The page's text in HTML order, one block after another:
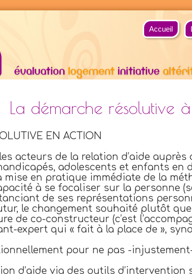
Accueil
La démarche résolutive
EN ACTION
acteurs de la relation d’aide
adolescents et enfants en
mise en pratique immédiate de la
à se focaliser sur la personne
de ses représentations
le changement souhaité plutôt
de co-constructeur (c’est
expert qui « fait à la place de »,
pour ne pas -
d’aide via des outils d’intervention